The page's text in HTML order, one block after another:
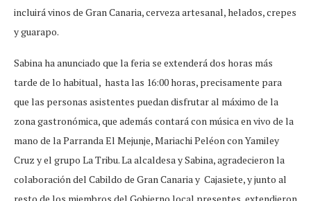
incluirá vinos de Gran Canaria, cerveza artesanal, helados, crepes
y guarapo.
Sabina ha anunciado que la feria se extenderá dos horas más
tarde de lo habitual, hasta las 16:00 horas, precisamente para
que las personas asistentes puedan disfrutar al máximo de la
zona gastronómica, que además contará con música en vivo de la
mano de la Parranda El Mejunje, Mariachi Peléon con Yamiley
Cruz y el grupo La Tribu. La alcaldesa y Sabina, agradecieron la
colaboración del Cabildo de Gran Canaria y Cajasiete, y junto al
resto de los miembros del Gobierno local presentes, extendieron